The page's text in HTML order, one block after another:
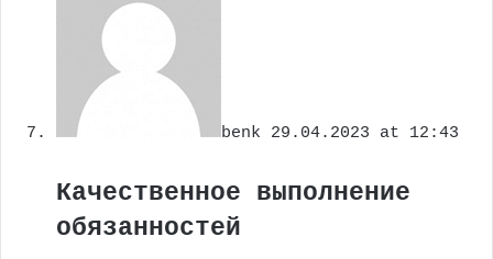
benk 29.04.2023 at 12:43
Качественное выполнение
обязанностей